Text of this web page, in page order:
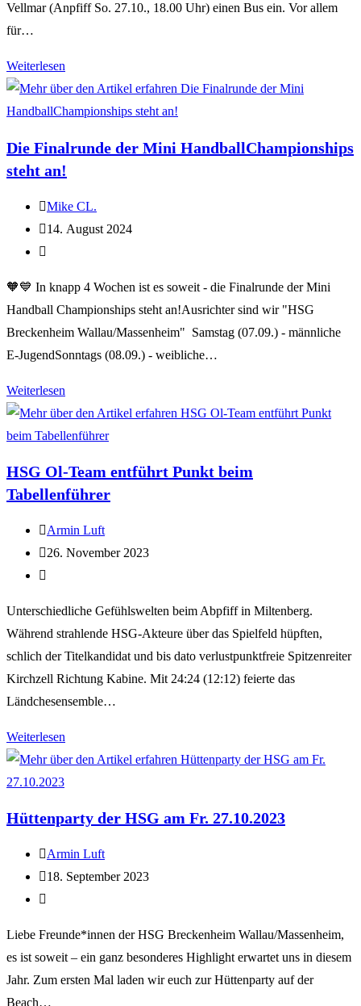
Vellmar (Anpfiff So. 27.10., 18.00 Uhr) einen Bus ein. Vor allem
für…
Weiterlesen
Die Finalrunde der Mini HandballChampionships
steht an!
Mike CL.
14. August 2024
🧡💙 In knapp 4 Wochen ist es soweit - die Finalrunde der Mini
Handball Championships steht an!Ausrichter sind wir "HSG
Breckenheim Wallau/Massenheim" Samstag (07.09.) - männliche
E-JugendSonntags (08.09.) - weibliche…
Weiterlesen
HSG Ol-Team entführt Punkt beim
Tabellenführer
Armin Luft
26. November 2023
Unterschiedliche Gefühlswelten beim Abpfiff in Miltenberg.
Während strahlende HSG-Akteure über das Spielfeld hüpften,
schlich der Titelkandidat und bis dato verlustpunktfreie Spitzenreiter
Kirchzell Richtung Kabine. Mit 24:24 (12:12) feierte das
Ländchesensemble…
Weiterlesen
Hüttenparty der HSG am Fr. 27.10.2023
Armin Luft
18. September 2023
Liebe Freunde*innen der HSG Breckenheim Wallau/Massenheim,
es ist soweit – ein ganz besonderes Highlight erwartet uns in diesem
Jahr. Zum ersten Mal laden wir euch zur Hüttenparty auf der
Beach…